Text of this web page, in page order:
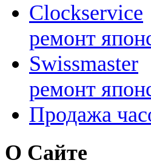
Clockservice
ремонт
Swissmaster
ремонт
Продажа
О Сайте